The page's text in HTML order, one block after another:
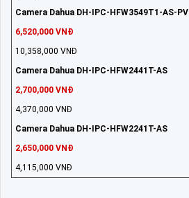
Camera Dahua DH-IPC-HFW3549T1-AS-PV
6,520,000 VNĐ
10,358,000 VNĐ
Camera Dahua DH-IPC-HFW2441T-AS
2,700,000 VNĐ
4,370,000 VNĐ
Camera Dahua DH-IPC-HFW2241T-AS
2,650,000 VNĐ
4,115,000 VNĐ